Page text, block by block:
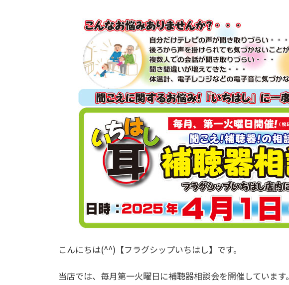
こんにちは(^^)【フラグシップいちはし】です。
当店では、毎月第一火曜日に補聴器相談会を開催しています。